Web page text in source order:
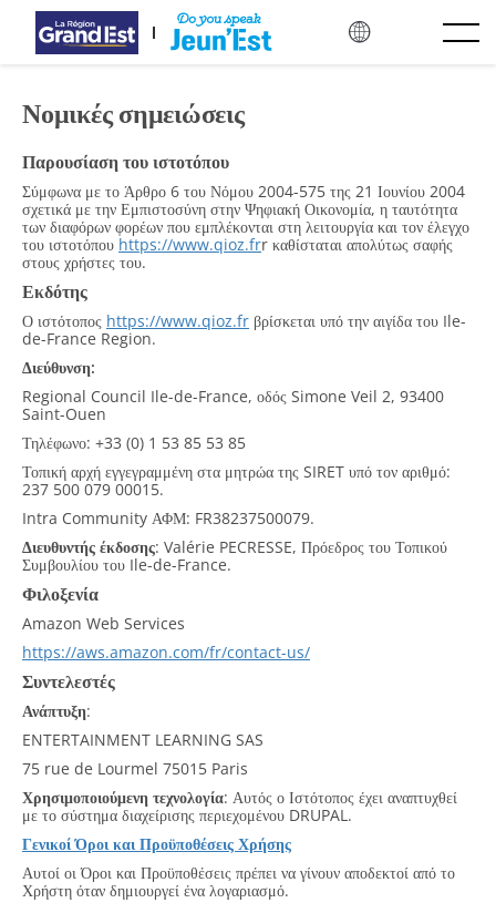
Προχώρησε στο κυρίως περιεχόμενο
Νομικές σημειώσεις
Παρουσίαση του ιστοτόπου
Σύμφωνα με το Άρθρο 6 του Νόμου 2004-575 της 21 Ιουνίου 2004
σχετικά με την Εμπιστοσύνη στην Ψηφιακή Οικονομία, η ταυτότητα
των διαφόρων φορέων που εμπλέκονται στη λειτουργία και τον έλεγχο
του ιστοτόπου https://www.qioz.frr καθίσταται απολύτως σαφής
στους χρήστες του.
Εκδότης
Ο ιστότοπος https://www.qioz.fr βρίσκεται υπό την αιγίδα του Ile-
de-France Region.
Διεύθυνση:
Regional Council Ile-de-France, οδός Simone Veil 2, 93400
Saint-Ouen
Τηλέφωνο: +33 (0) 1 53 85 53 85
Τοπική αρχή εγγεγραμμένη στα μητρώα της SIRET υπό τον αριθμό:
237 500 079 00015.
Intra Community ΑΦΜ: FR38237500079.
Διευθυντής έκδοσης: Valérie PECRESSE, Πρόεδρος του Τοπικού
Συμβουλίου του Ile-de-France.
Φιλοξενία
Amazon Web Services
https://aws.amazon.com/fr/contact-us/
Συντελεστές
Ανάπτυξη:
ENTERTAINMENT LEARNING SAS
75 rue de Lourmel 75015 Paris
Χρησιμοποιούμενη τεχνολογία: Αυτός ο Ιστότοπος έχει αναπτυχθεί
με το σύστημα διαχείρισης περιεχομένου DRUPAL.
Γενικοί Όροι και Προϋποθέσεις Χρήσης
Αυτοί οι Όροι και Προϋποθέσεις πρέπει να γίνουν αποδεκτοί από το
Χρήστη όταν δημιουργεί ένα λογαριασμό.